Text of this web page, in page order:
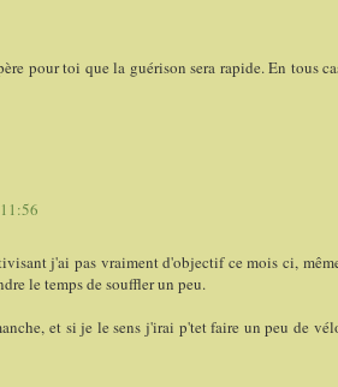
pour toi que la guérison sera rapide. En tous
j'ai pas vraiment d'objectif ce mois ci,
le temps de souffler un peu.
et si je le sens j'irai p'tet faire un peu de